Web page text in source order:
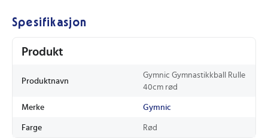
Spesifikasjon
Produkt
Produktnavn
Gymnic Gymnastikkball Rulle
40cm rød
Merke Gymnic
Farge Rød